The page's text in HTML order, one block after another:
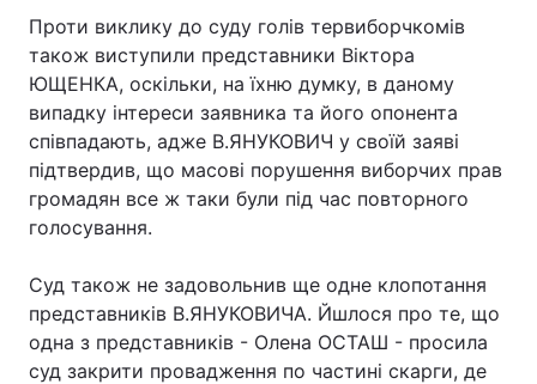
Проти виклику до суду голів тервиборчкомів
також виступили представники Віктора
ЮЩЕНКА, оскільки, на їхню думку, в даному
випадку інтереси заявника та його опонента
співпадають, адже В.ЯНУКОВИЧ у своїй заяві
підтвердив, що масові порушення виборчих прав
громадян все ж таки були під час повторного
голосування.
Суд також не задовольнив ще одне клопотання
представників В.ЯНУКОВИЧА. Йшлося про те, що
одна з представників - Олена ОСТАШ - просила
суд закрити провадження по частині скарги, де